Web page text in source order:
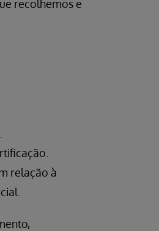
recolhemos e
relação à